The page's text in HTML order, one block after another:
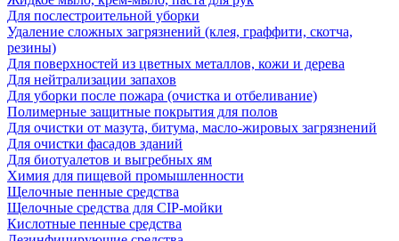
Для послестроительной уборки
Удаление сложных загрязнений (клея, граффити, скотча,
резины)
Для поверхностей из цветных металлов, кожи и дерева
Для нейтрализации запахов
Для уборки после пожара (очистка и отбеливание)
Полимерные защитные покрытия для полов
Для очистки от мазута, битума, масло-жировых загрязнений
Для очистки фасадов зданий
Для биотуалетов и выгребных ям
Химия для пищевой промышленности
Щелочные пенные средства
Щелочные средства для CIP-мойки
Кислотные пенные средства